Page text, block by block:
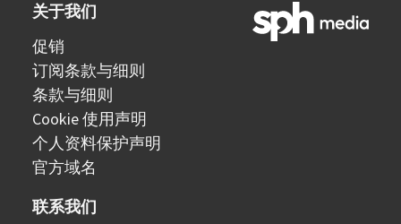
关于我们
促销
订阅条款与细则
条款与细则
Cookie 使用声明
个人资料保护声明
官方域名
联系我们